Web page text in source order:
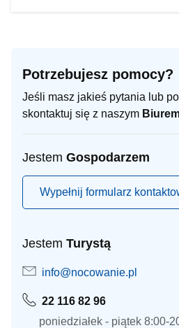
Potrzebujesz pomocy?
Jeśli masz jakieś pytania lub
skontaktuj się z naszym
Jestem Gospodarzem
Wypełnij formularz
Jestem Turystą
info@nocowanie.pl
22 116 82 96
poniedziałek - piątek 8:00-